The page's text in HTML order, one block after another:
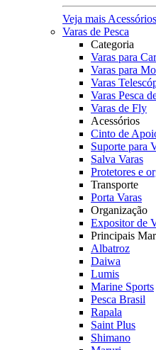
Veja mais Acessórios
Varas de Pesca
Categoria
Varas para
Varas para
Varas
Varas Pesca
Varas de Fly
Acessórios
Cinto de
Suporte para
Salva Varas
Protetores e
Transporte
Porta Varas
Organização
Expositor de
Principais
Albatroz
Daiwa
Lumis
Marine Sports
Pesca Brasil
Rapala
Saint Plus
Shimano